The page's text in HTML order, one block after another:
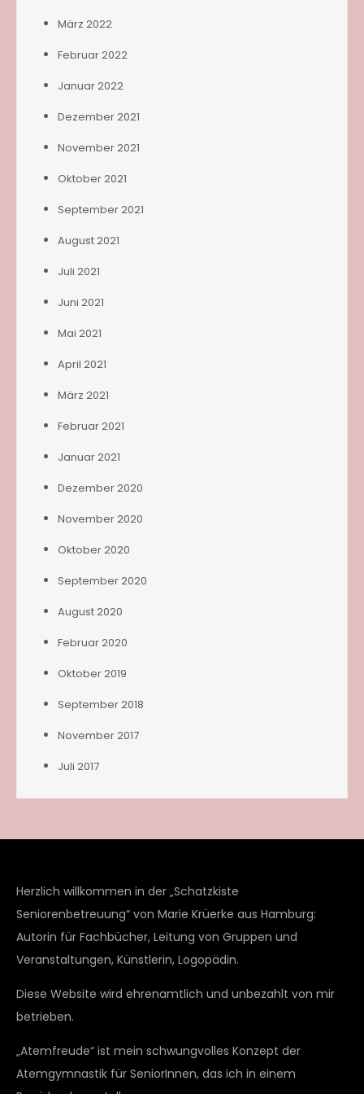
März 2022
Februar 2022
Januar 2022
Dezember 2021
November 2021
Oktober 2021
September 2021
August 2021
Juli 2021
Juni 2021
Mai 2021
April 2021
März 2021
Februar 2021
Januar 2021
Dezember 2020
November 2020
Oktober 2020
September 2020
August 2020
Februar 2020
Oktober 2019
September 2018
November 2017
Juli 2017
Herzlich willkommen in der „Schatzkiste
Seniorenbetreuung“ von Marie Krüerke aus Hamburg:
Autorin für Fachbücher, Leitung von Gruppen und
Veranstaltungen, Künstlerin, Logopädin.
Diese Website wird ehrenamtlich und unbezahlt von mir
betrieben.
„Atemfreude“ ist mein schwungvolles Konzept der
Atemgymnastik für SeniorInnen, das ich in einem